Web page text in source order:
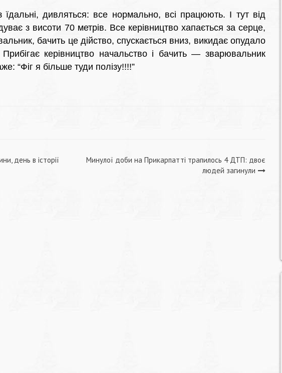
їдальні, дивляться: все нормально, всі працюють. І тут від
з висоти 70 метрів. Все керівництво хапається за серце,
бачить це дійство, спускається вниз, викидає опудало
керівництво начальство і бачить — зварювальник
“Фіг я більше туди полізу!!!!”
день в історії
Минулої доби на Прикарпатті трапилось 4 ДТП: двоє
людей загинули